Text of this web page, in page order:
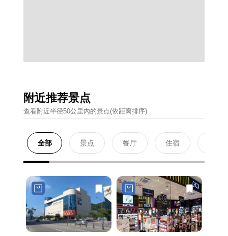
附近推荐景点
查看附近半径50公里內的景点(依距离排序)
全部 景点 餐厅 住宿